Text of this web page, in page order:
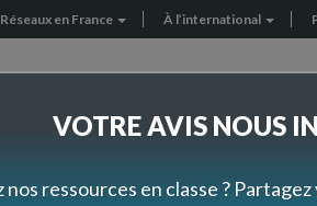
Réseaux en France À l’international
VOTRE AVIS NOUS
nos ressources en classe ?